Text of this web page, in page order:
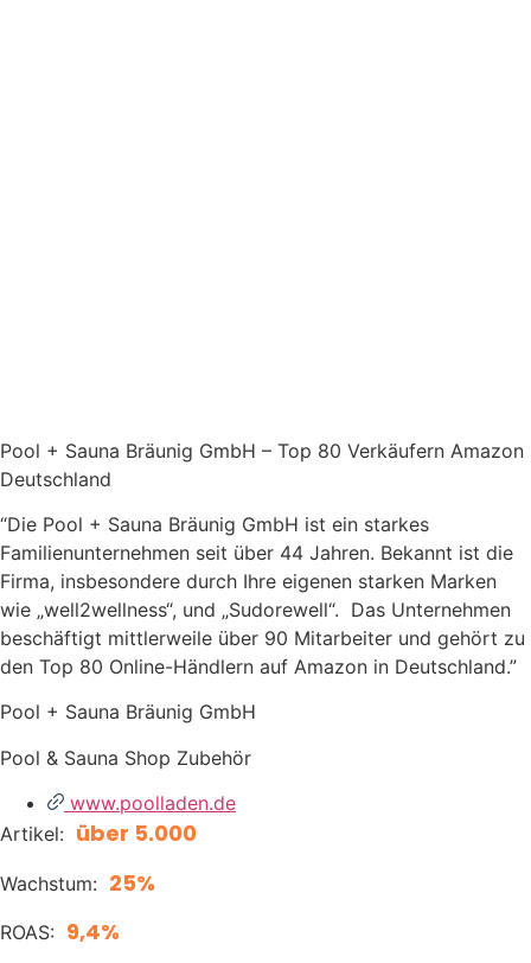
Pool + Sauna Bräunig GmbH – Top 80 Verkäufern Amazon
Deutschland
“Die Pool + Sauna Bräunig GmbH ist ein starkes
Familienunternehmen seit über 44 Jahren. Bekannt ist die
Firma, insbesondere durch Ihre eigenen starken Marken
wie „well2wellness“, und „Sudorewell“. Das Unternehmen
beschäftigt mittlerweile über 90 Mitarbeiter und gehört zu
den Top 80 Online-Händlern auf Amazon in Deutschland.”
Pool + Sauna Bräunig GmbH
Pool & Sauna Shop Zubehör
www.poolladen.de
Artikel: über 5.000
Wachstum: 25%
ROAS: 9,4%